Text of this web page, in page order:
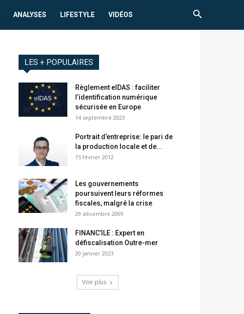
ANALYSES LIFESTYLE VIDÉOS
LES + POPULAIRES
Règlement eIDAS : faciliter
l’identification numérique
sécurisée en Europe
14 septembre 2023
Portrait d’entreprise: le pari de
la production locale et de...
15 février 2012
Les gouvernements
poursuivent leurs réformes
fiscales, malgré la crise
29 décembre 2009
FINANC’ILE : Expert en
défiscalisation Outre-mer
20 janvier 2023
Voir plus